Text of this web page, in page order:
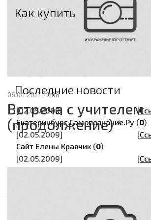
06.04.2011, 12:08
Встреча с учителем
(продолжение) *
Как купить
Последние новости
[02.05.2009] [
Екатеринбург.Самопознание.Ру (0)
[02.05.2009]
[
Сайт Елены Кравчик (0)
[02.05.2009]
[
Кипарис (0)